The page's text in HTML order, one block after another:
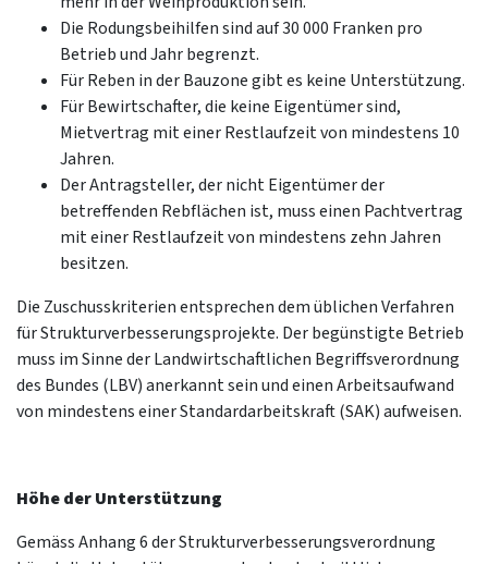
Die Rodungsbeihilfen sind auf 30 000 Franken pro
Betrieb und Jahr begrenzt.
Für Reben in der Bauzone gibt es keine Unterstützung.
Für Bewirtschafter, die keine Eigentümer sind,
Mietvertrag mit einer Restlaufzeit von mindestens 10
Jahren.
Der Antragsteller, der nicht Eigentümer der
betreffenden Rebflächen ist, muss einen Pachtvertrag
mit einer Restlaufzeit von mindestens zehn Jahren
besitzen.
Die Zuschusskriterien entsprechen dem üblichen Verfahren
für Strukturverbesserungsprojekte. Der begünstigte Betrieb
muss im Sinne der Landwirtschaftlichen Begriffsverordnung
des Bundes (LBV) anerkannt sein und einen Arbeitsaufwand
von mindestens einer Standardarbeitskraft (SAK) aufweisen.
Höhe der Unterstützung
Gemäss Anhang 6 der Strukturverbesserungsverordnung